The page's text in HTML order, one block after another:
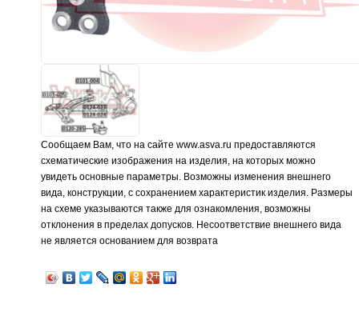
Сообщаем Вам, что на сайте www.asva.ru предоставляются
схематические изображения на изделия, на которых можно
увидеть основные параметры. Возможны изменения внешнего
вида, конструкции, с сохранением характеристик изделия. Размеры
на схеме указываются также для ознакомления, возможны
отклонения в пределах допусков. Несоответствие внешнего вида
не является основанием для возврата